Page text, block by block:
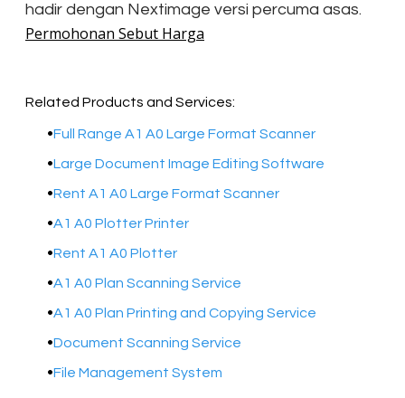
hadir dengan Nextimage versi percuma asas.
Permohonan Sebut Harga
Related Products and Services:
Full Range A1 A0 Large Format Scanner
Large Document Image Editing Software
Rent A1 A0 Large Format Scanner
A1 A0 Plotter Printer
Rent A1 A0 Plotter
A1 A0 Plan Scanning Service
A1 A0 Plan Printing and Copying Service
Document Scanning Service
File Management System